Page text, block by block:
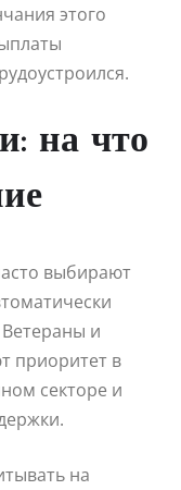
этого
на что
выбирают
и
приоритет в
секторе и
на